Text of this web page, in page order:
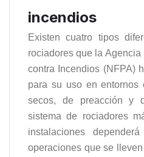
incendios
Existen cuatro tipos
rociadores que la
contra Incendios (NFPA)
para su uso en entornos
secos, de preacción y
sistema de rociadores
instalaciones
operaciones que se